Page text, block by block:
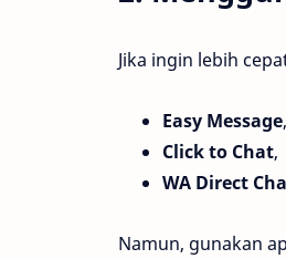
Jika ingin lebih
Easy Message,
Click to Chat,
WA Direct
Namun, gunakan